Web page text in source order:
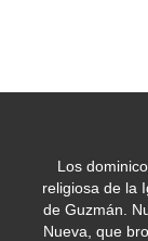
Los
religiosa de la
de Guzmán.
Nueva, que